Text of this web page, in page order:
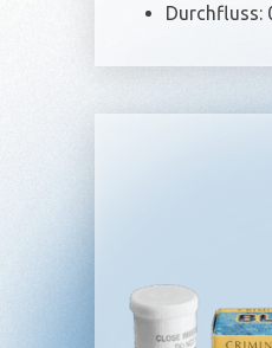
Durchfluss: